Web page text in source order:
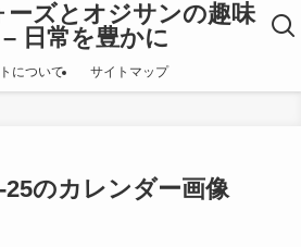
ーズとオジサンの趣味
日常を豊かに
について サイトマップ
25のカレンダー画像